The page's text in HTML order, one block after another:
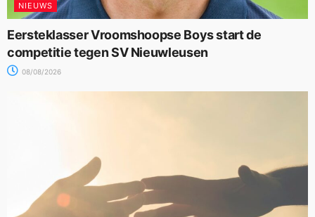
NIEUWS
Eersteklasser Vroomshoopse Boys start de
competitie tegen SV Nieuwleusen
08/08/2026